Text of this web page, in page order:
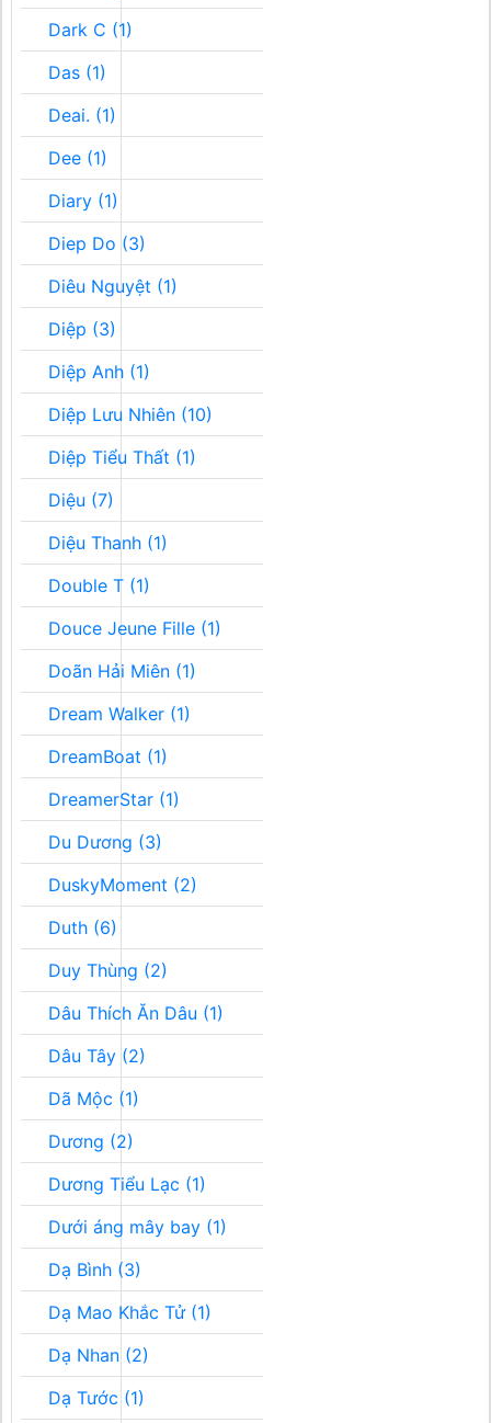
Dark C (1)
Das (1)
Deai. (1)
Dee (1)
Diary (1)
Diep Do (3)
Diêu Nguyệt (1)
Diệp (3)
Diệp Anh (1)
Diệp Lưu Nhiên (10)
Diệp Tiểu Thất (1)
Diệu (7)
Diệu Thanh (1)
Double T (1)
Douce Jeune Fille (1)
Doãn Hải Miên (1)
Dream Walker (1)
DreamBoat (1)
DreamerStar (1)
Du Dương (3)
DuskyMoment (2)
Duth (6)
Duy Thùng (2)
Dâu Thích Ăn Dâu (1)
Dâu Tây (2)
Dã Mộc (1)
Dương (2)
Dương Tiểu Lạc (1)
Dưới áng mây bay (1)
Dạ Bình (3)
Dạ Mao Khắc Tử (1)
Dạ Nhan (2)
Dạ Tước (1)